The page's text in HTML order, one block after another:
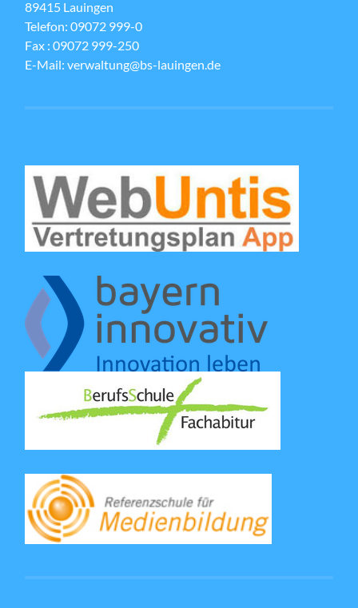
89415 Lauingen
Telefon: 09072 999-0
Fax : 09072 999-250
E-Mail: verwaltung@bs-lauingen.de